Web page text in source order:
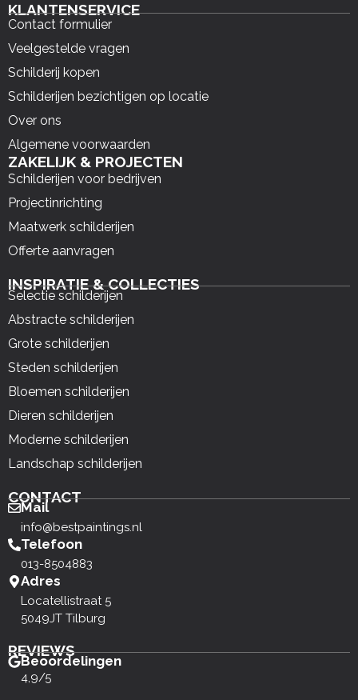
KLANTENSERVICE
Contact formulier
Veelgestelde vragen
Schilderij kopen
Schilderijen bezichtigen op locatie
Over ons
Algemene voorwaarden
ZAKELIJK & PROJECTEN
Schilderijen voor bedrijven
Projectinrichting
Maatwerk schilderijen
Offerte aanvragen
INSPIRATIE & COLLECTIES
Selectie schilderijen
Abstracte schilderijen
Grote schilderijen
Steden schilderijen
Bloemen schilderijen
Dieren schilderijen
Moderne schilderijen
Landschap schilderijen
CONTACT
Mail
info@bestpaintings.nl
Telefoon
013-8504883
Adres
Locatellistraat 5
5049JT Tilburg
REVIEWS
Beoordelingen
4,9/5